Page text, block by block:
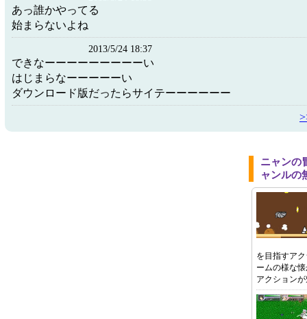
あっ誰かやってる
始まらないよね
2013/5/24 18:37
できなーーーーーーーーーい
はじまらなーーーーーい
ダウンロード版だったらサイテーーーーーー
ニャンの
ャンルの
を目指すア
ームの様な
アクション